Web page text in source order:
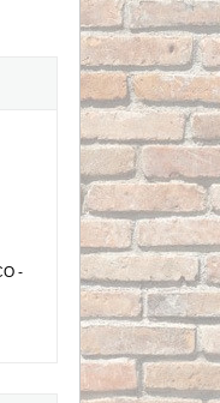
-
- Grano 50